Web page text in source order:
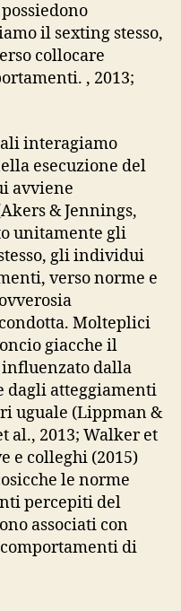
il sexting stesso,
collocare
, 2013;
interagiamo
esecuzione del
avviene
& Jennings,
unitamente gli
gli individui
verso norme e
Molteplici
giacche il
dalla
dagli atteggiamenti
uguale (Lippman &
al., 2013; Walker et
e colleghi (2015)
le norme
percepiti del
associati con
di